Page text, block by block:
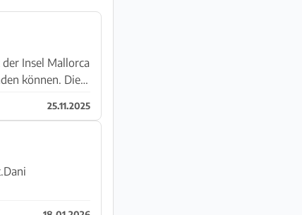
Mallorca
können. Die
25.11.2025